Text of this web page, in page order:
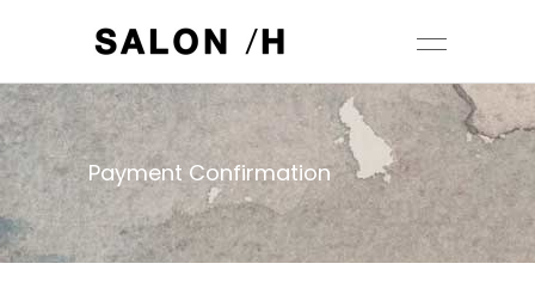
Payment Confirmation